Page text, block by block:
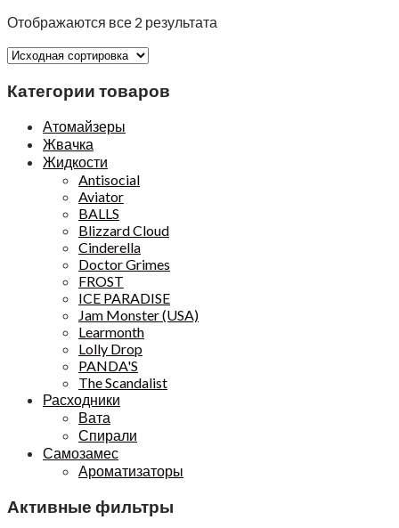
Отображаются все 2 результата
Категории товаров
Атомайзеры
Жвачка
Жидкости
Antisocial
Aviator
BALLS
Blizzard Cloud
Cinderella
Doctor Grimes
FROST
ICE PARADISE
Jam Monster (USA)
Learmonth
Lolly Drop
PANDA'S
The Scandalist
Расходники
Вата
Спирали
Самозамес
Ароматизаторы
Активные фильтры